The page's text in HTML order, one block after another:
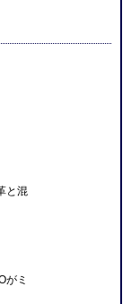
と混
がミ